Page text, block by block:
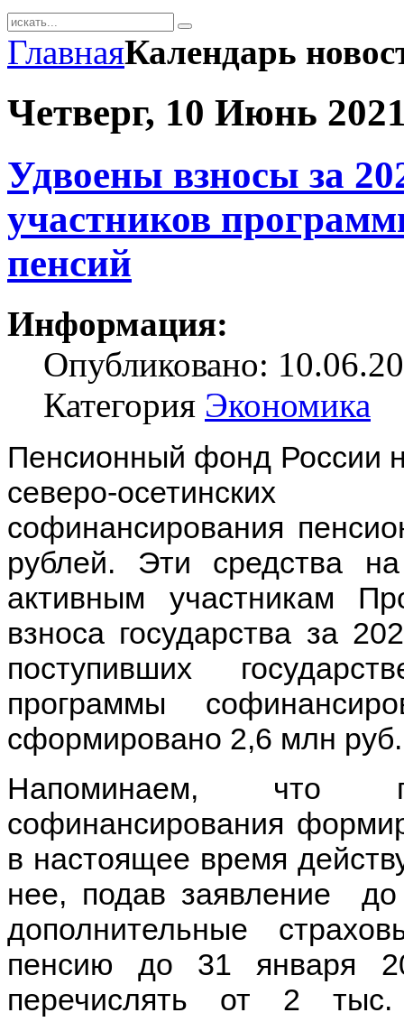
ГлавнаяКалендарь
Четверг, 10 Июнь
Удвоены взносы за
участников
пенсий
Информация:
Опубликовано:
Категория Экономика
Пенсионный фонд России
северо-
софинансирования
рублей. Эти средства
активным участникам
взноса государства за
поступивших
программы
сформировано 2,6 млн руб.
Напоминаем, что
софинансирования
в настоящее время
нее, подав заявление
дополнительные
пенсию до 31 января
перечислять от 2